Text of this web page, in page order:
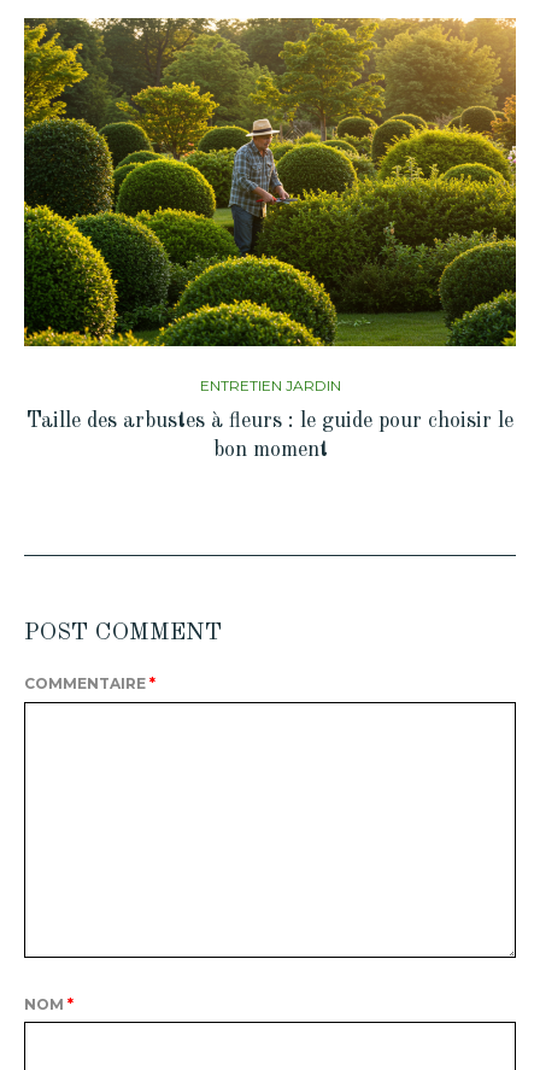
ENTRETIEN JARDIN
Taille des arbustes à fleurs : le guide pour choisir le
bon moment
POST COMMENT
COMMENTAIRE *
NOM *